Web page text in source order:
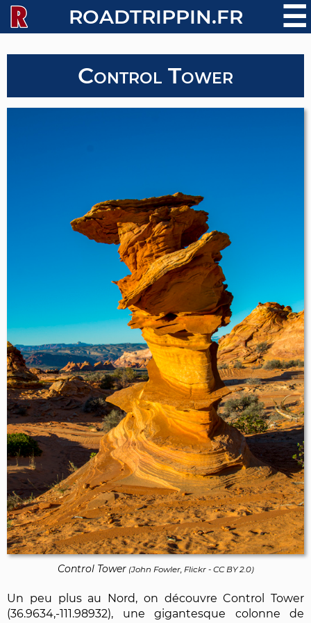
ROADTRIPPIN.FR ☰
Control Tower
Control Tower(John Fowler, Flickr- CC BY 2.0)
Un peu plus au Nord, on découvre Control Tower
(36.9634,-111.98932), une gigantesque colonne de